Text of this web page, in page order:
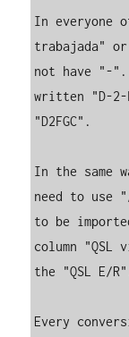
In everyone
trabajada"
not have "-
written "D-
"D2FGC".
In the
need to use
to be
column
the "QSL E/
Every